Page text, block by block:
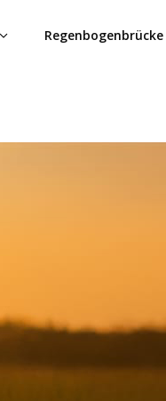
Regenbogenbrücke